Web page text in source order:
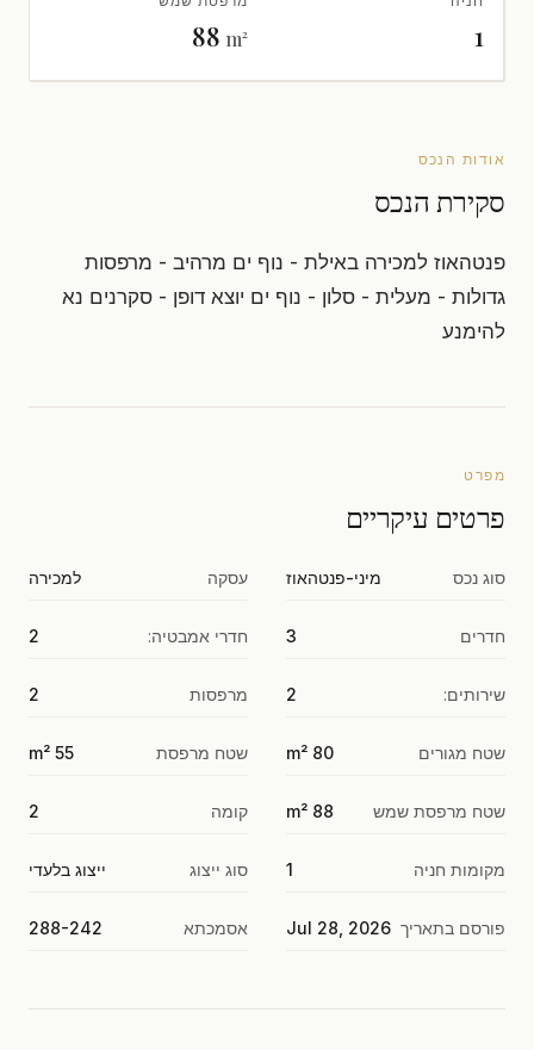
1
88 m²
אודות הנכס
סקירת הנכס
פנטהאוז למכירה באילת - נוף ים מרהיב - מרפסות
גדולות - מעלית - סלון - נוף ים יוצא דופן - סקרנים נא
להימנע
מפרט
פרטים עיקריים
סוג נכס מיני-פנטהאוז עסקה למכירה
חדרים 3 חדרי אמבטיה: 2
שירותים: 2 מרפסות 2
שטח מגורים 80 m² שטח מרפסת 55 m²
שטח מרפסת שמש 88 m² קומה 2
מקומות חניה 1 סוג ייצוג ייצוג בלעדי
פורסם בתאריך Jul 28, 2026 אסמכתא 288-242